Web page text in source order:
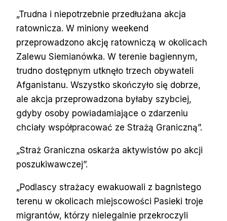
„Trudna i niepotrzebnie przedłużana akcja
ratownicza. W miniony weekend
przeprowadzono akcję ratowniczą w okolicach
Zalewu Siemianówka. W terenie bagiennym,
trudno dostępnym utknęło trzech obywateli
Afganistanu. Wszystko skończyło się dobrze,
ale akcja przeprowadzona byłaby szybciej,
gdyby osoby powiadamiające o zdarzeniu
chciały współpracować ze Strażą Graniczną”.
„Straż Graniczna oskarża aktywistów po akcji
poszukiwawczej”.
„Podlascy strażacy ewakuowali z bagnistego
terenu w okolicach miejscowości Pasieki troje
migrantów, którzy nielegalnie przekroczyli